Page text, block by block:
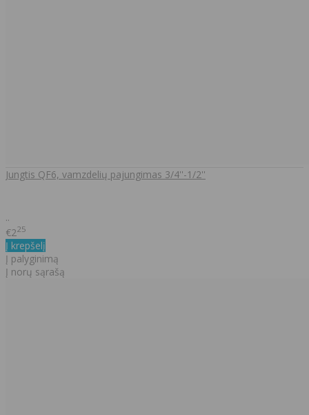
Jungtis QF6, vamzdelių pajungimas 3/4''-1/2''
..
€225
Į krepšelį
Į palyginimą
Į norų sąrašą